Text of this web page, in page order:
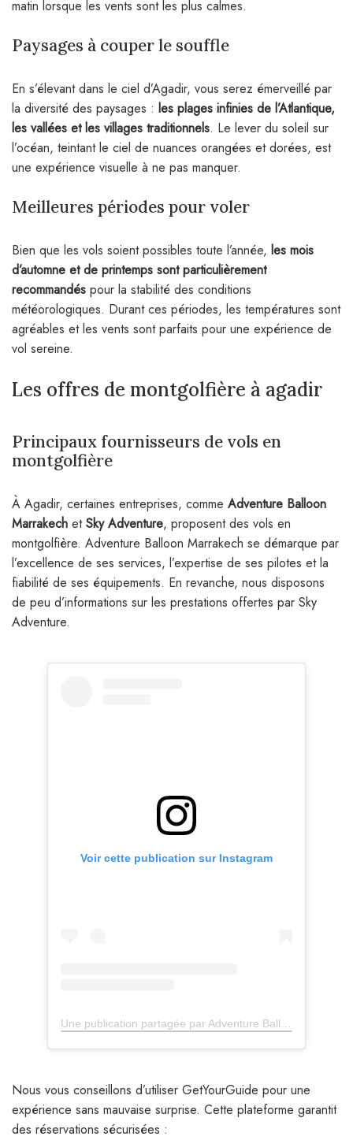
matin lorsque les vents sont les plus calmes.
Paysages à couper le souffle
En s’élevant dans le ciel d’Agadir, vous serez émerveillé par
la diversité des paysages : les plages infinies de l’Atlantique,
les vallées et les villages traditionnels. Le lever du soleil sur
l’océan, teintant le ciel de nuances orangées et dorées, est
une expérience visuelle à ne pas manquer.
Meilleures périodes pour voler
Bien que les vols soient possibles toute l’année, les mois
d’automne et de printemps sont particulièrement
recommandés pour la stabilité des conditions
météorologiques. Durant ces périodes, les températures sont
agréables et les vents sont parfaits pour une expérience de
vol sereine.
Les offres de montgolfière à agadir
Principaux fournisseurs de vols en
montgolfière
À Agadir, certaines entreprises, comme Adventure Balloon
Marrakech etSky Adventure, proposent des vols en
montgolfière. Adventure Balloon Marrakech se démarque par
l’excellence de ses services, l’expertise de ses pilotes et la
fiabilité de ses équipements. En revanche, nous disposons
de peu d’informations sur les prestations offertes par Sky
Adventure.
Voir cette publication sur Instagram
Nous vous conseillons d’utiliser GetYourGuide pour une
expérience sans mauvaise surprise. Cette plateforme garantit
des réservations sécurisées :